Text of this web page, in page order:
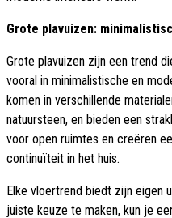
Grote plavuizen:
Grote plavuizen zijn een trend
vooral in minimalistische en
komen in verschillende
natuursteen, en bieden een
voor open ruimtes en creëren
continuïteit in het huis.
Elke vloertrend biedt zijn eigen
juiste keuze te maken, kun je